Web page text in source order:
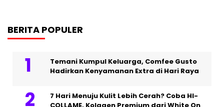
BERITA POPULER
Temani Kumpul Keluarga, Comfee Gusto
Hadirkan Kenyamanan Extra di Hari Raya
7 Hari Menuju Kulit Lebih Cerah? Coba HI-